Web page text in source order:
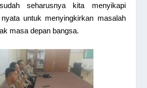
seharusnya kita menyikapi
untuk menyingkirkan masalah
masa depan bangsa.